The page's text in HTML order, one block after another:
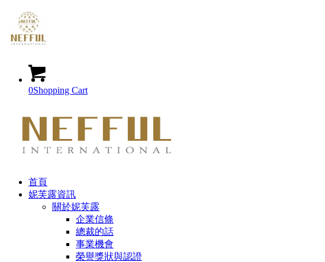
0Shopping Cart
首頁
妮芙露資訊
關於妮芙露
企業信條
總裁的話
事業機會
榮譽獎狀與認證